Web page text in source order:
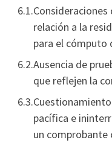
relación a la
para el cómputo
Ausencia de
que reflejen la
pacífica e
un comprobante